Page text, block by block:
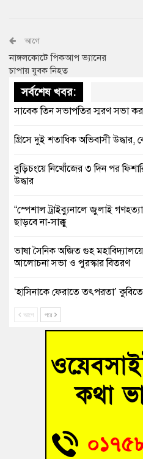
আগে
নাঙ্গলকোটে পিকআপ ভ্যানের
চাপায় যুবক নিহত
সর্বশেষ খবর:
সাবেক তিন সভাপতির স্মরণ সভা
গ্রিসে দুই শতাধিক অভিবাসী উদ্ধার,
বুড়িচংয়ে নিখোঁজের ৩ দিন পর
উদ্ধার
“স্পেশাল ট্রাইব্যুনালে জুলাই
ছাড়বে না-সাক্কু
ভাষা সৈনিক অজিত গুহ
আলোচনা সভা ও পুরস্কার বিতরণ
‘হাসিনাকে ফেরাতে তৎপরতা’
বাঁশের খুঁটিতে ভর করে টিকে আছে
জুলাই গণঅভ্যুত্থান দিবসে কুমিল্লায়
তনু হত্যা মামলায় গ্রেফতার সাবেক
হাইকোর্টের জামিনে মুক্ত
আহত শিক্ষার্থীদের দেখতে গিয়ে
আগে পরে